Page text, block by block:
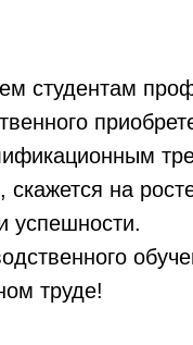
студентам
на
успешности.
труде!